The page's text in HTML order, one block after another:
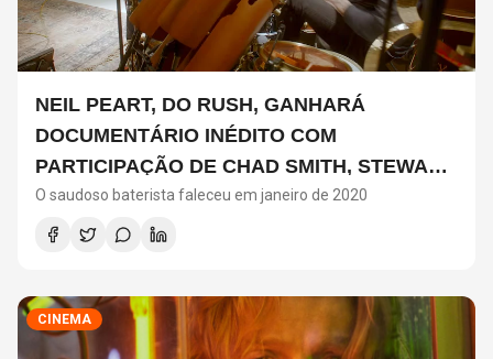
NEIL PEART, DO RUSH, GANHARÁ
DOCUMENTÁRIO INÉDITO COM
PARTICIPAÇÃO DE CHAD SMITH, STEWART
COPELAND E DANNY CAREY
O saudoso baterista faleceu em janeiro de 2020
CINEMA